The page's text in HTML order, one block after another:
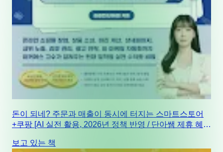
돈이 되네? 주문과 매출이 동시에 터지는 스마트스토어
+쿠팡 [AI 실전 활용, 2026년 정책 반영 / 단아쌤 제휴 혜
보고 있는 책